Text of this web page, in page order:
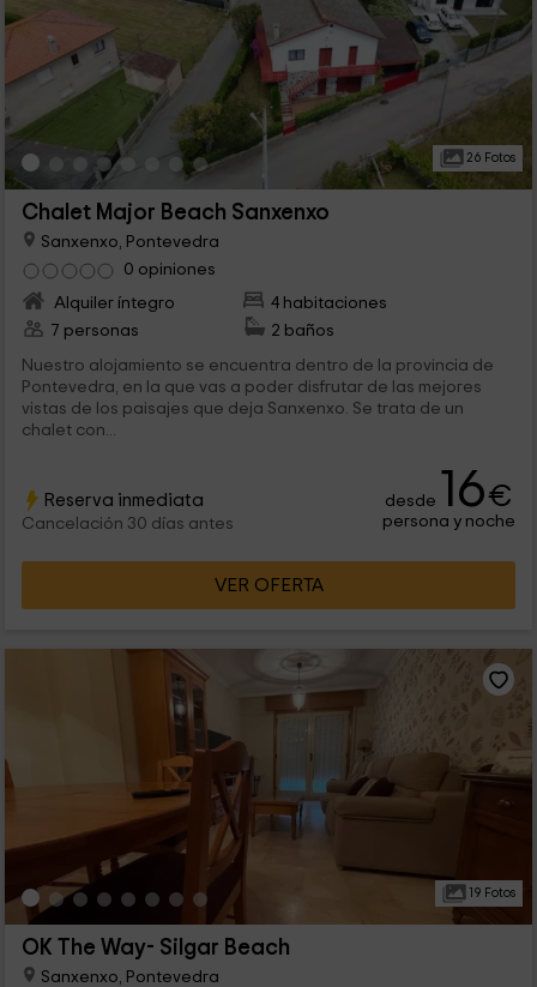
26 Fotos
Chalet Major Beach Sanxenxo
Sanxenxo, Pontevedra
0 opiniones
Alquiler íntegro
4 habitaciones
7 personas
2 baños
Nuestro alojamiento se encuentra dentro de la provincia de
Pontevedra, en la que vas a poder disfrutar de las mejores
vistas de los paisajes que deja Sanxenxo. Se trata de un
chalet con...
Reserva inmediata
Cancelación 30 días antes
desde 16€
persona y noche
VER OFERTA
19 Fotos
OK The Way- Silgar Beach
Sanxenxo, Pontevedra